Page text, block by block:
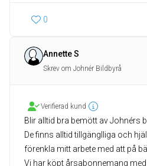
0
Annette S
Skrev om Johnér Bildbyrå
Verifierad kund
Blir alltid bra bemött av Johnérs
De finns alltid tillgänglliga och
förenkla mitt arbete med att på
Vi har köpt årsabonnemang med